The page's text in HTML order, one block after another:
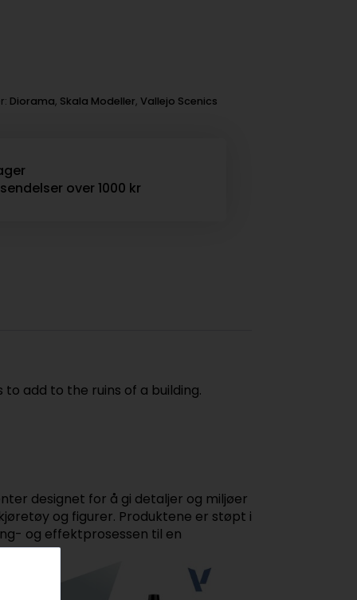
Diorama, Skala Modeller, Vallejo Scenics
over 1000 kr
add to the ruins of a building.
designet for å gi detaljer og miljøer
og figurer. Produktene er støpt i
og effektprosessen til en